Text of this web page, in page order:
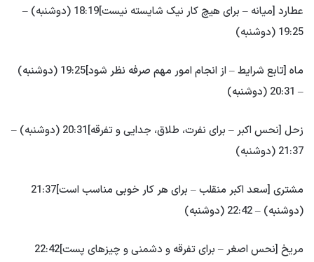
عطارد [میانه – برای هیچ کار نیک شایسته نیست]18:19 (دوشنبه) –
19:25 (دوشنبه)
ماه [تابع شرایط – از انجام امور مهم صرفه نظر شود]19:25 (دوشنبه)
– 20:31 (دوشنبه)
زحل [نحس اکبر – برای نفرت، طلاق، جدایی و تفرقه]20:31 (دوشنبه) –
21:37 (دوشنبه)
مشتری [سعد اکبر منقلب – برای هر کار خوبی مناسب است]21:37
(دوشنبه) – 22:42 (دوشنبه)
مریخ [نحس اصغر – برای تفرقه و دشمنی و چیزهای پست]22:42